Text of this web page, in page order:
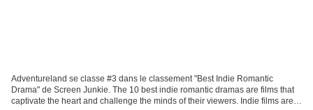
Adventureland se classe #3 dans le classement "Best Indie Romantic
Drama" de Screen Junkie. The 10 best indie romantic dramas are films that
captivate the heart and challenge the minds of their viewers. Indie films are